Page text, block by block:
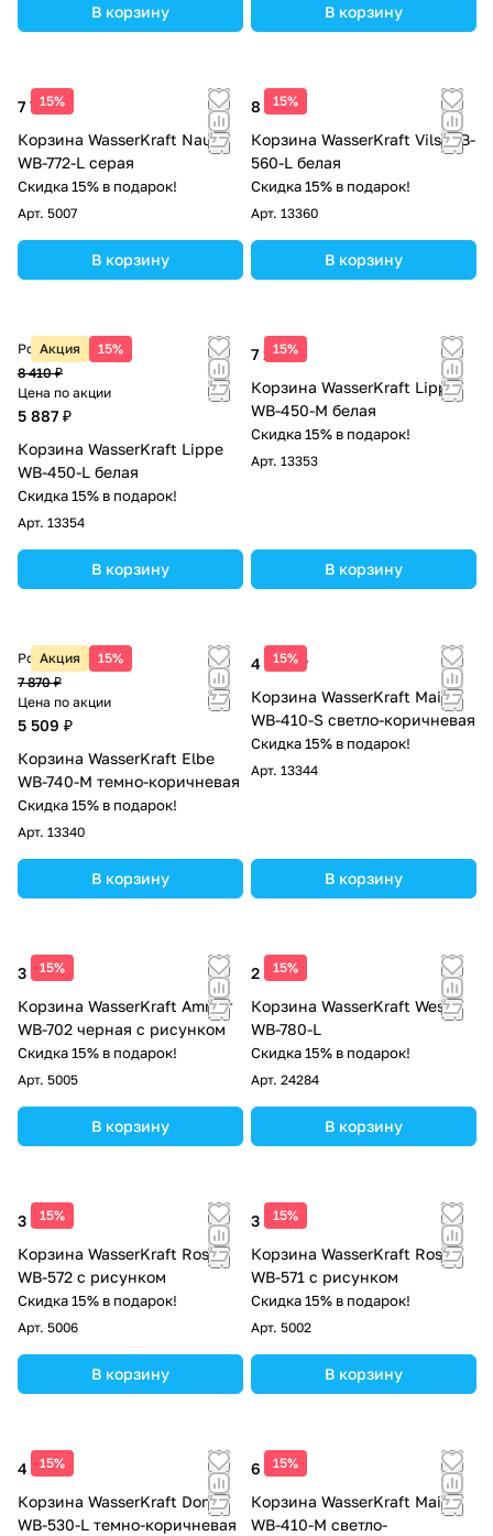
В корзину В корзину
15%
7 720 ₽
Корзина WasserKraft Nau
WB-772-L серая
Скидка 15% в подарок!
Арт. 5007
В корзину
15%
8 620 ₽
Корзина WasserKraft Vils WB-
560-L белая
Скидка 15% в подарок!
Арт. 13360
В корзину
Акция 15%
Розничная цена
8 410 ₽
Цена по акции
5 887 ₽
Корзина WasserKraft Lippe
WB-450-L белая
Скидка 15% в подарок!
Арт. 13354
В корзину
15%
7 160 ₽
Корзина WasserKraft Lippe
WB-450-M белая
Скидка 15% в подарок!
Арт. 13353
В корзину
Акция 15%
Розничная цена
7 870 ₽
Цена по акции
5 509 ₽
Корзина WasserKraft Еlbe
WB-740-M темно-коричневая
Скидка 15% в подарок!
Арт. 13340
В корзину
15%
4 960 ₽
Корзина WasserKraft Main
WB-410-S светло-коричневая
Скидка 15% в подарок!
Арт. 13344
В корзину
15%
3 120 ₽
Корзина WasserKraft Ammer
WB-702 черная с рисунком
Скидка 15% в подарок!
Арт. 5005
В корзину
15%
2 950 ₽
Корзина WasserKraft Weser
WB-780-L
Скидка 15% в подарок!
Арт. 24284
В корзину
15%
3 120 ₽
Корзина WasserKraft Rossel
WB-572 с рисунком
Скидка 15% в подарок!
Арт. 5006
В корзину
15%
3 120 ₽
Корзина WasserKraft Rossel
WB-571 с рисунком
Скидка 15% в подарок!
Арт. 5002
В корзину
15%
4 820 ₽
Корзина WasserKraft Donau
WB-530-L темно-коричневая
15%
6 521 ₽
Корзина WasserKraft Main
WB-410-M светло-